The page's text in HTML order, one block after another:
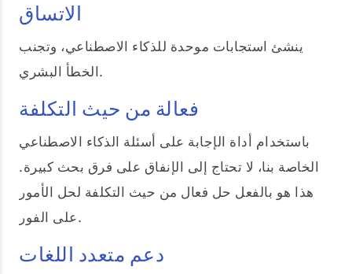
الاتساق
ينشئ استجابات موحدة للذكاء الاصطناعي، وتجنب
الخطأ البشري.
فعالة من حيث التكلفة
باستخدام أداة الإجابة على أسئلة الذكاء الاصطناعي
الخاصة بنا، لا تحتاج إلى الإنفاق على فرق بحث كبيرة.
هذا هو بالفعل حل فعال من حيث التكلفة لحل الأمور
على الفور.
دعم متعدد اللغات